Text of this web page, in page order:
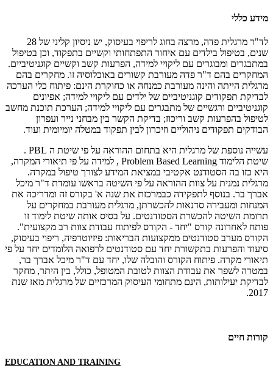
מידע כללי
לד"ר מרגלית פדה, מרצה בחוג לריפוי בעיסוק, יש ניסיון קליני של 28
שנים, בטיפול בילדים עם איחור התפתחותי וקשיים בתפקוד, וכן בטיפול
במתבגרים ומבוגרים עם ליקויי למידה, הפרעות קשב וקשיים קוגניטיביים.
המחקרים בהם ד"ר פדה מעורבת קשורים באוכלוסיה זו. מחקרים בהם
מרגלית הייתה והינה מעורבת כמנחה או כחוקרת הינם: פיתוח כלי הערכה
לבדיקת תפקודים קוגניטיביים של ילדים עם ליקויי למידה; אפיונים
קוגניטיביים ורגשיים של מתבגרים עם ליקויי למידה; הערכת תוכנת מחשב
לטיפול בהפרעות קשב וריכוז; בדיקת הקשר בין מבחני נייר ועפרון
הבודקים תפקודים ניהוליים וזיכרון לבין תפקוד במטלה יומיומית ועוד.
עשייה נוספת של מרגלית היא בתחום ההוראה על פי שיטת ה PBL .
שיטת הלימוד Problem Based Learning , למידה על פי תיאורי המקרה,
היא כזו בה הסטודנט אקטיבי במציאת המידע לצורך טיפול במקרה.
מרגלית נמנית על צוות ההוראה על פי השיטה בראשו עומדת ד"ר מיכל
אברך בר. בנוסף לתפקידה כבמרכזת את שנה א' בקורס זה ומדריכה את
המנחות ומעבירה סדנאות להכשרתן, מרגלית מעורבת במחקרים על
תרומת השיטה להכשרת הסטודנטים. על בסיס אותה שיטת לימוד זו
פותח לאחרונה קורס "יחד - הקורס לפיתוח עבודת צוות רב מקצועית".
הקורס מערב סטודנטים ממקצועות הבריאות: פיזיוטרפיה, ריפוי בעיסוק,
סיעוד והפרעות בתקשורת יחד עם סטודנטים לרפואה הלומדים יחד על פי
תיאורי מקרה. פיתוח הקורס והובלה שלו, יחד עם ד"ר מיכל אברך בר,
במטרה לשפר את עבודת הצוות לטובת המטופל, כולל, בין היתר, מחקר
לבדיקת יעילותות, הינם מתחומי העיסוק המרכזיים של מרגלית מאז שנת
2017.
קורות חיים
EDUCATION AND TRAINING